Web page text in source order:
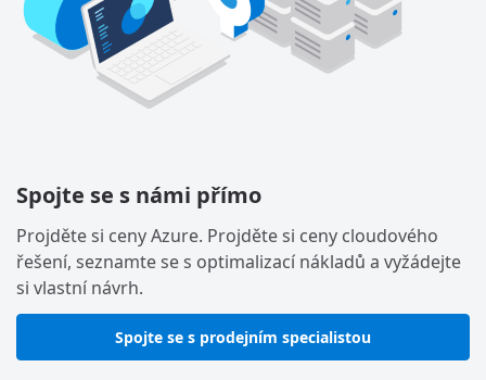
Spojte se s námi přímo
Projděte si ceny Azure. Projděte si ceny cloudového
řešení, seznamte se s optimalizací nákladů a vyžádejte
si vlastní návrh.
Spojte se s prodejním specialistou